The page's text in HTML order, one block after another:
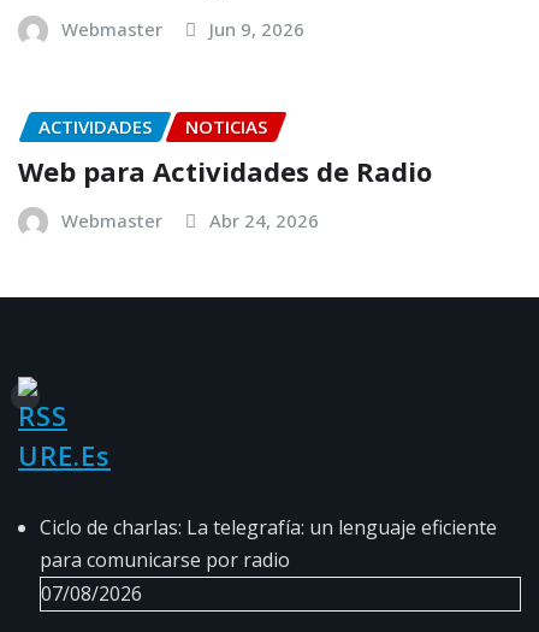
Webmaster Jun 9, 2026
ACTIVIDADES NOTICIAS
Web para Actividades de Radio
Webmaster Abr 24, 2026
URE.es
Ciclo de charlas: La telegrafía: un lenguaje eficiente
para comunicarse por radio
07/08/2026